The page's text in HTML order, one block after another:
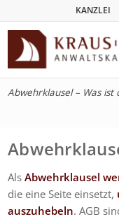
KANZLEI
Abwehrklausel – Was ist
AlsAbwehrklausel
die eine Seite einsetzt,
auszuhebeln. AGB